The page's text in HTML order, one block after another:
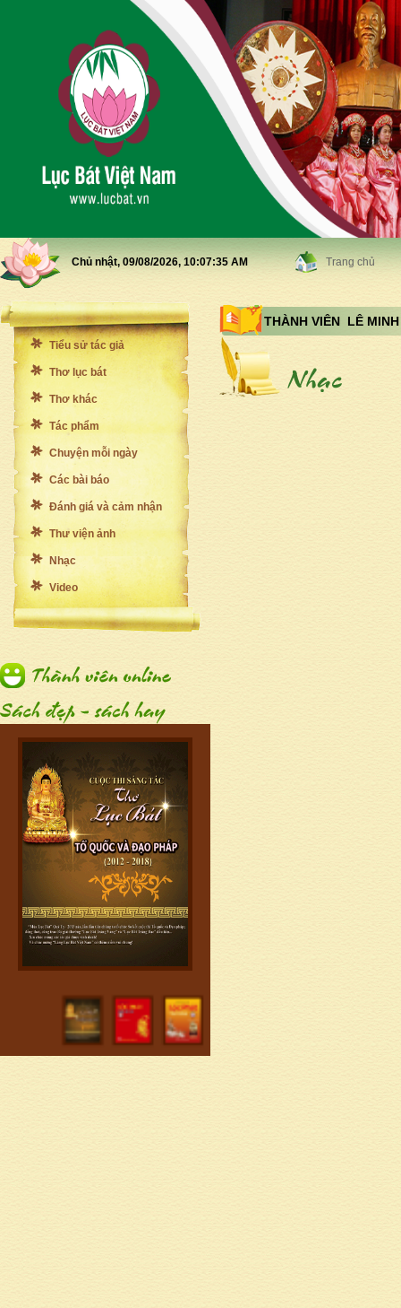
Chủ nhật, 09/08/2026, 10:07:37 AM Trang chủ
Tiểu sử tác giả
Thơ lục bát
Thơ khác
Tác phẩm
Chuyện mỗi ngày
Các bài báo
Đánh giá và cảm nhận
Thư viện ảnh
Nhạc
Video
THÀNH VIÊN LÊ